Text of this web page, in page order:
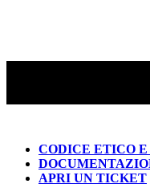
CODICE ETICO
APRI UN TICKET